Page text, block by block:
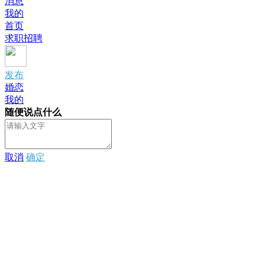
我的
首页
求职招聘
发布
婚恋
我的
随便说点什么
取消 确定